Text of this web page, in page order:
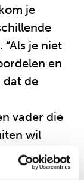
je
je niet
en
dat de
vader die
wil
om
haar te